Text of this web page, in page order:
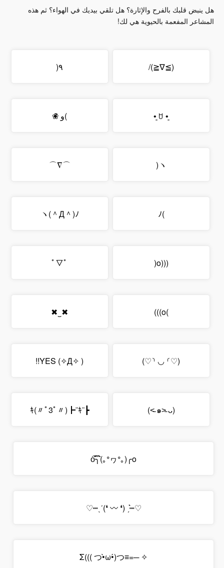
هل ينبض قلبك بالفرح والإثارة؟ هل تلقي بيديك في الهواء؟ ثم هذه
المشاعر المفعمة بالحيوية هي لك!
(≧∇≦)/ ٩(
•͈ ꇴ •͈ )و ̑̑❀
ヽ(
⌒∇⌒
)ﾉ
ヽ(＾Д＾)ﾉ
(((o(
ﾟ▽ﾟ
)o)))
✖‿✖
(♡⸃ ◡ ⸂♡)
( ✧Д✧) YES!!
(๑˃̵ ᴗ ˂̵)
┣¨ｷ(〃ﾟ3ﾟ〃)┣¨ｷ
o͡͡͡͡͡͡͡͡͡͡͡͡͡͡╮(｡ᐤヮᐤ｡)╭o
♡┉ˏ͛ (❛ 〰 ❛)ˊˎ┉♡
✧ ─=≡Σ((( つ•̀ω•́)つ